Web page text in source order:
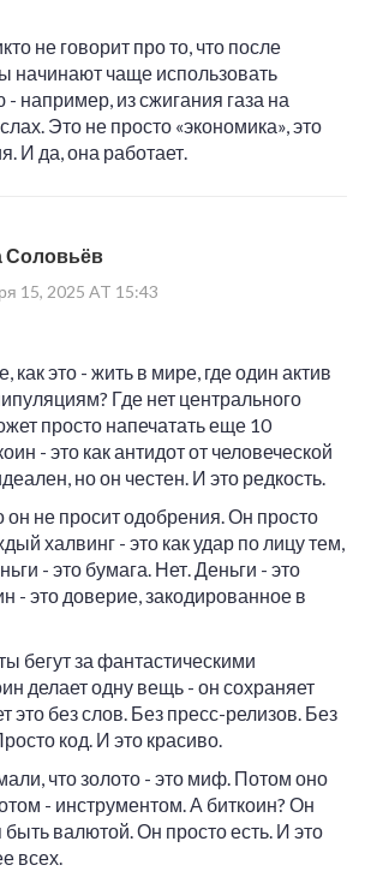
не говорит про то, что после
начинают чаще использовать
например, из сжигания газа на
Это не просто «экономика», это
И да, она работает.
15, 2025 AT 15:43
как это - жить в мире, где один актив
Где нет центрального
просто напечатать еще 10
- это как антидот от человеческой
но он честен. И это редкость.
он не просит одобрения. Он просто
халвинг - это как удар по лицу тем,
- это бумага. Нет. Деньги - это
- это доверие, закодированное в
бегут за фантастическими
делает одну вещь - он сохраняет
это без слов. Без пресс-релизов. Без
код. И это красиво.
что золото - это миф. Потом оно
- инструментом. А биткоин? Он
валютой. Он просто есть. И это
всех.